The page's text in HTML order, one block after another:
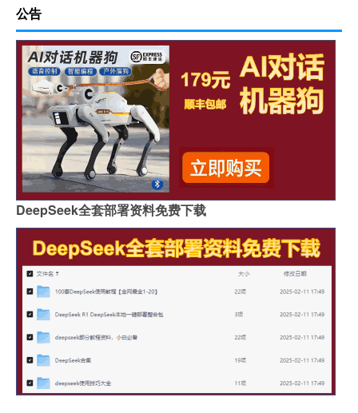
公告
DeepSeek全套部署资料免费下载